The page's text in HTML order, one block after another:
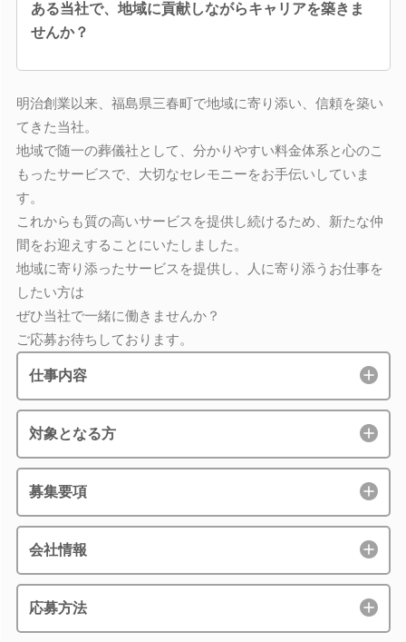
ある当社で、地域に貢献しながらキャリアを築きま
せんか？
明治創業以来、福島県三春町で地域に寄り添い、信頼を築い
てきた当社。
地域で随一の葬儀社として、分かりやすい料金体系と心のこ
もったサービスで、大切なセレモニーをお手伝いしていま
す。
これからも質の高いサービスを提供し続けるため、新たな仲
間をお迎えすることにいたしました。
地域に寄り添ったサービスを提供し、人に寄り添うお仕事を
したい方は
ぜひ当社で一緒に働きませんか？
ご応募お待ちしております。
仕事内容
対象となる方
募集要項
会社情報
応募方法